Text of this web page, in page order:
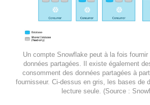
Un compte Snowflake peut à la fois
données partagées. Il existe également
consomment des données partagées à
fournisseur. Ci-dessus en gris, les bases de
lecture seule. (Source :